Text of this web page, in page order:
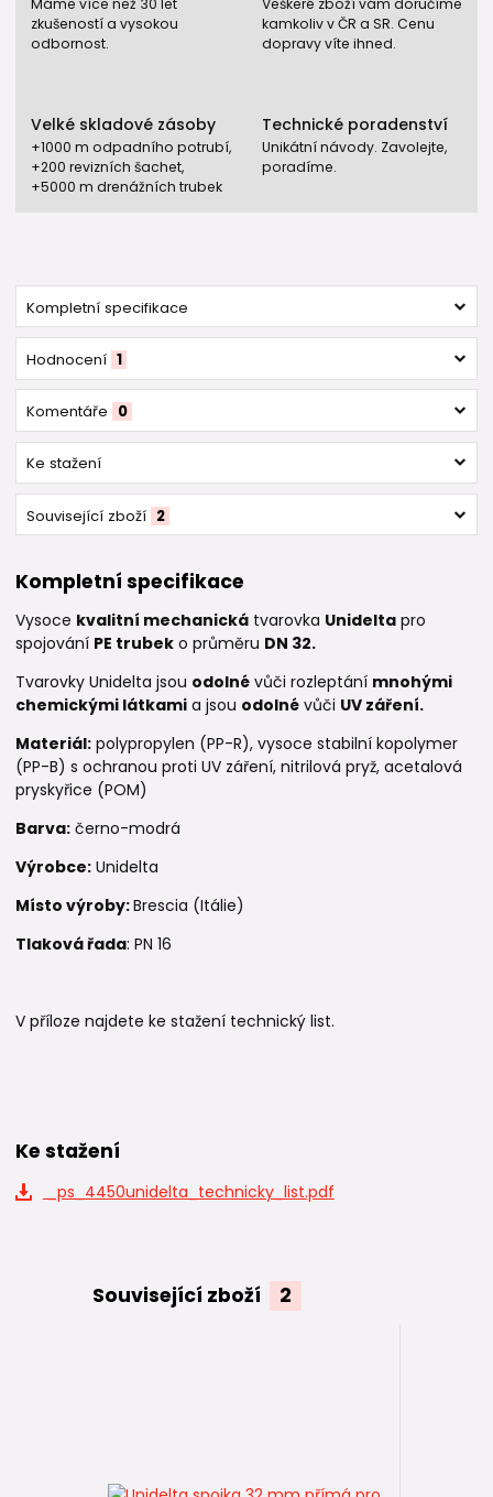
zkušeností a vysokou
odbornost.
kamkoliv v ČR a SR. Cenu
dopravy víte ihned.
Velké skladové zásoby
+1000 m odpadního potrubí,
+200 revizních šachet,
+5000 m drenážních trubek
Technické poradenství
Unikátní návody. Zavolejte,
poradíme.
Kompletní specifikace
Hodnocení 1
Komentáře 0
Ke stažení
Související zboží 2
Kompletní specifikace
Vysoce kvalitní mechanická tvarovka Unidelta pro
spojování PE trubek o průměru DN 32.
Tvarovky Unidelta jsou odolné vůči rozleptání mnohými
chemickými látkami a jsou odolné vůči UV záření.
Materiál: polypropylen (PP-R), vysoce stabilní kopolymer
(PP-B) s ochranou proti UV záření, nitrilová pryž, acetalová
pryskyřice (POM)
Barva: černo-modrá
Výrobce: Unidelta
Místo výroby:Brescia (Itálie)
Tlaková řada: PN 16
V příloze najdete ke stažení technický list.
Ke stažení
_ps_4450unidelta_technicky_list.pdf
Související zboží 2